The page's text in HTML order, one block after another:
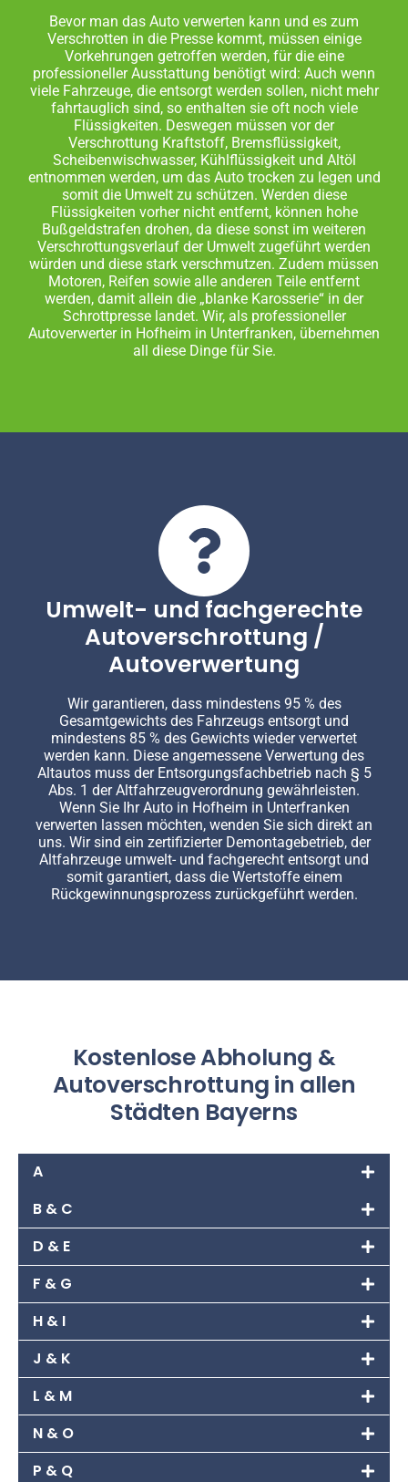
Bevor man das Auto verwerten kann und es zum
Verschrotten in die Presse kommt, müssen einige
Vorkehrungen getroffen werden, für die eine
professioneller Ausstattung benötigt wird: Auch wenn
viele Fahrzeuge, die entsorgt werden sollen, nicht mehr
fahrtauglich sind, so enthalten sie oft noch viele
Flüssigkeiten. Deswegen müssen vor der
Verschrottung Kraftstoff, Bremsflüssigkeit,
Scheibenwischwasser, Kühlflüssigkeit und Altöl
entnommen werden, um das Auto trocken zu legen und
somit die Umwelt zu schützen. Werden diese
Flüssigkeiten vorher nicht entfernt, können hohe
Bußgeldstrafen drohen, da diese sonst im weiteren
Verschrottungsverlauf der Umwelt zugeführt werden
würden und diese stark verschmutzen. Zudem müssen
Motoren, Reifen sowie alle anderen Teile entfernt
werden, damit allein die „blanke Karosserie“ in der
Schrottpresse landet. Wir, als professioneller
Autoverwerter in Hofheim in Unterfranken, übernehmen
all diese Dinge für Sie.
Umwelt- und fachgerechte
Autoverschrottung /
Autoverwertung
Wir garantieren, dass mindestens 95 % des
Gesamtgewichts des Fahrzeugs entsorgt und
mindestens 85 % des Gewichts wieder verwertet
werden kann. Diese angemessene Verwertung des
Altautos muss der Entsorgungsfachbetrieb nach § 5
Abs. 1 der Altfahrzeugverordnung gewährleisten.
Wenn Sie Ihr Auto in Hofheim in Unterfranken
verwerten lassen möchten, wenden Sie sich direkt an
uns. Wir sind ein zertifizierter Demontagebetrieb, der
Altfahrzeuge umwelt- und fachgerecht entsorgt und
somit garantiert, dass die Wertstoffe einem
Rückgewinnungsprozess zurückgeführt werden.
Kostenlose Abholung &
Autoverschrottung in allen
Städten Bayerns
A
B & C
D & E
F & G
H & I
J & K
L & M
N & O
P & Q